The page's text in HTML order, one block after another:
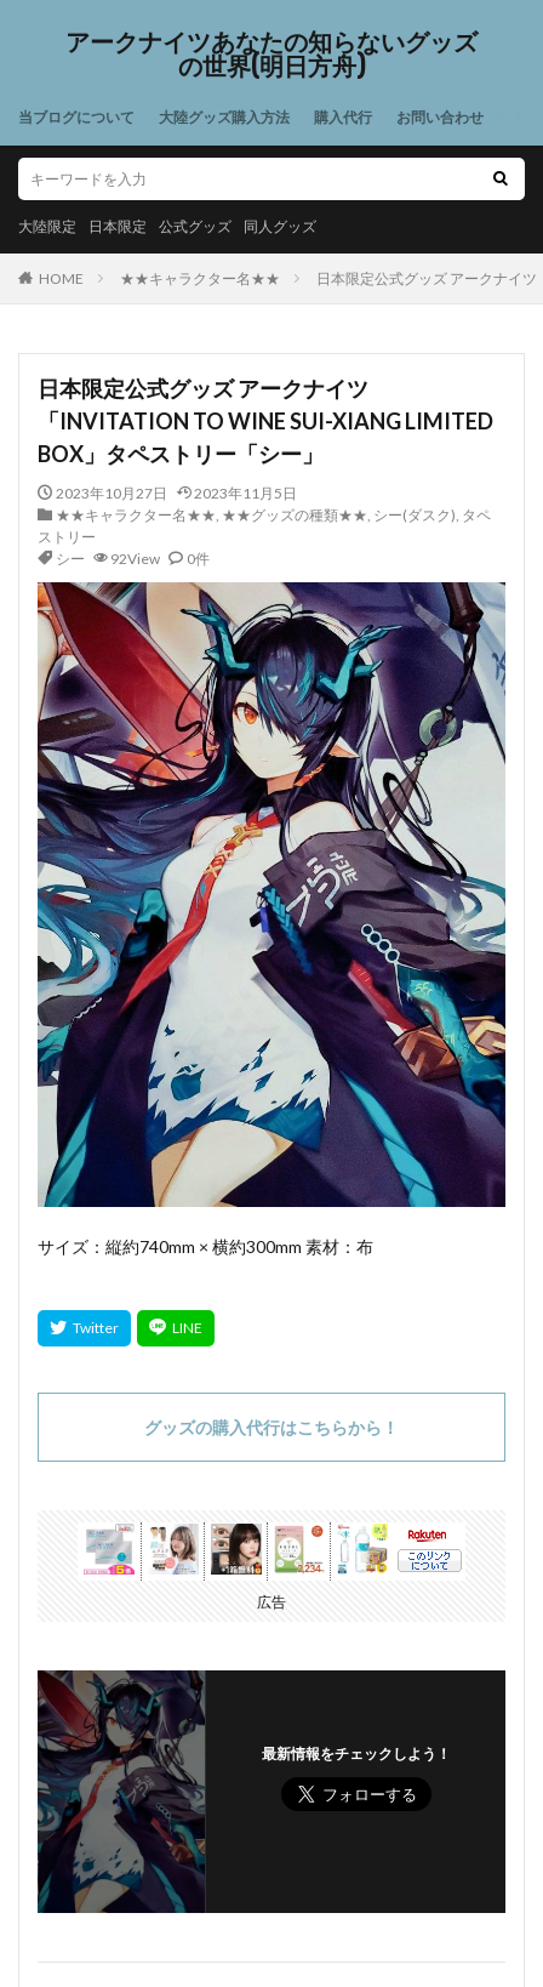
アークナイツあなたの知らないグッズ
の世界(明日方舟)
当ブログについて 大陸グッズ購入方法 購入代行 お問い合わせ
大陸限定 日本限定 公式グッズ 同人グッズ
HOME ★★キャラクター名★★ 日本限定公式グッズ アークナイツ
日本限定公式グッズ アークナイツ
「INVITATION TO WINE SUI-XIANG LIMITED
BOX」タペストリー「シー」
2023年10月27日
2023年11月5日
★★キャラクター名★★, ★★グッズの種類★★, シー(ダスク), タペ
ストリー
シー
92View 0件
サイズ：縦約740mm × 横約300mm 素材：布
グッズの購入代行はこちらから！
広告
最新情報をチェックしよう！